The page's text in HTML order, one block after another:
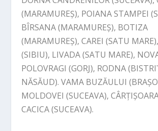
(MARAMUREȘ), POIANA STAMPEI
BÎRSANA (MARAMUREȘ), BOTIZA
(MARAMUREȘ), CAREI (SATU
(SIBIU), LIVADA (SATU MARE),
POLOVRAGI (GORJ), RODNA
NĂSĂUD). VAMA BUZĂULUI
MOLDOVEI (SUCEAVA),
CACICA (SUCEAVA).